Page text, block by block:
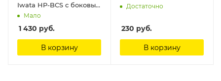
Iwata HP-BCS с боковым
металлическим
соединителем (I 470 1S) 1
шт Anest Iwata
Мало
1 430 руб.
В корзину
Достаточно
230 руб.
В корзину